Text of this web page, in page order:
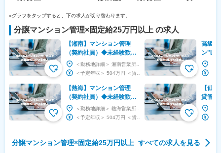
※グラフをタップすると、下の求人が切り替わります。
分譲マンション管理×固定給25万円以上 の求人
【湘南】マンション管理
（契約社員）◆未経験歓迎
／50代以上活躍中／内勤業
務が7割／基本土日祝休み
【熱海】マンション管理
（契約社員）◆未経験歓迎
／50代以上活躍中／内勤業
務が7割／基本土日祝休み
高級賃
ン
休125
給
【仙
貸管
125日
分
分譲マンション管理×固定給25万円以上 すべての求人を見る